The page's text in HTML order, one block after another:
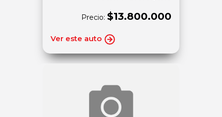
Precio: $13.800.000
Ver este auto